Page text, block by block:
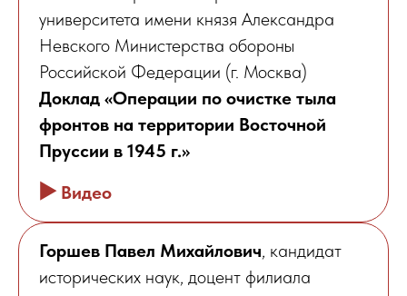
университета имени князя Александра
Невского Министерства обороны
Российской Федерации (г. Москва)
Доклад «Операции по очистке тыла
фронтов на территории Восточной
Пруссии в 1945 г.»
▶️ Видео
Горшев Павел Михайлович, кандидат
исторических наук, доцент филиала